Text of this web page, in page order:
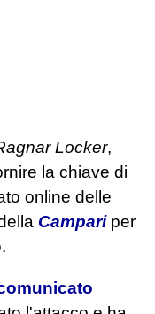
Locker,
la chiave di
online delle
Campariper